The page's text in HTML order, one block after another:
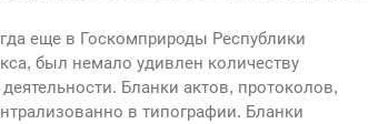
еще в Госкомприроды Республики
был немало удивлен количеству
Бланки актов, протоколов,
в типографии. Бланки